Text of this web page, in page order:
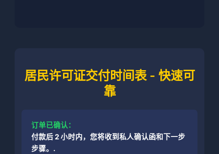
居民许可证交付时间表 - 快速可
靠
订单已确认：
付款后 2 小时内，您将收到私人确认函和下一步
步骤。.